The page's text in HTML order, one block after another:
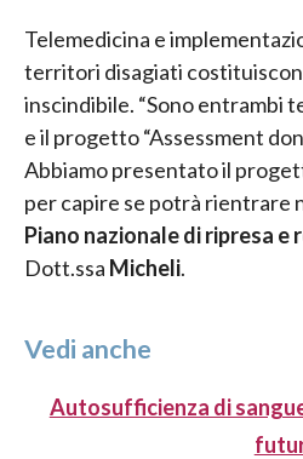
Telemedicina e
territori disagiati
inscindibile. “Sono entrambi
e il progetto “Assessment
Abbiamo presentato il
per capire se potrà rientrare
Piano nazionale di ripresa e
Dott.ssa Micheli.
Vedi anche
Autosufficienza di